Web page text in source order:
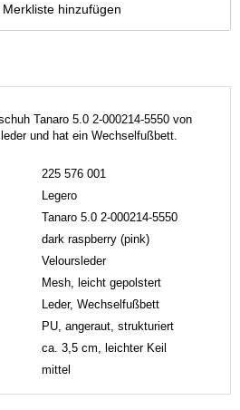
hinzufügen
Tanaro 5.0 2-000214-5550 von
und hat ein Wechselfußbett.
225 576 001
Legero
Tanaro 5.0 2-000214-5550
dark raspberry (pink)
Veloursleder
Mesh, leicht gepolstert
Leder, Wechselfußbett
PU, angeraut, strukturiert
ca. 3,5 cm, leichter Keil
mittel